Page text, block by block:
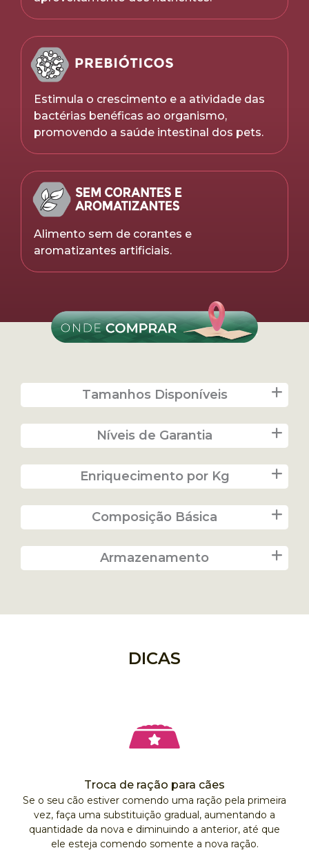
Estimula o crescimento e a atividade das
bactérias benéficas ao organismo,
promovendo a saúde intestinal dos pets.
Alimento sem de corantes e
aromatizantes artificiais.
Tamanhos Disponíveis
Níveis de Garantia
Enriquecimento por Kg
Composição Básica
Armazenamento
DICAS
Troca de ração para cães
Se o seu cão estiver comendo uma ração pela primeira
vez, faça uma substituição gradual, aumentando a
quantidade da nova e diminuindo a anterior, até que
ele esteja comendo somente a nova ração.